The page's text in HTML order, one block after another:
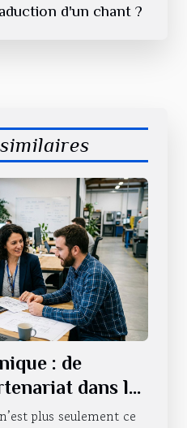
d'un chant ?
: de
dans la
plus seulement ce